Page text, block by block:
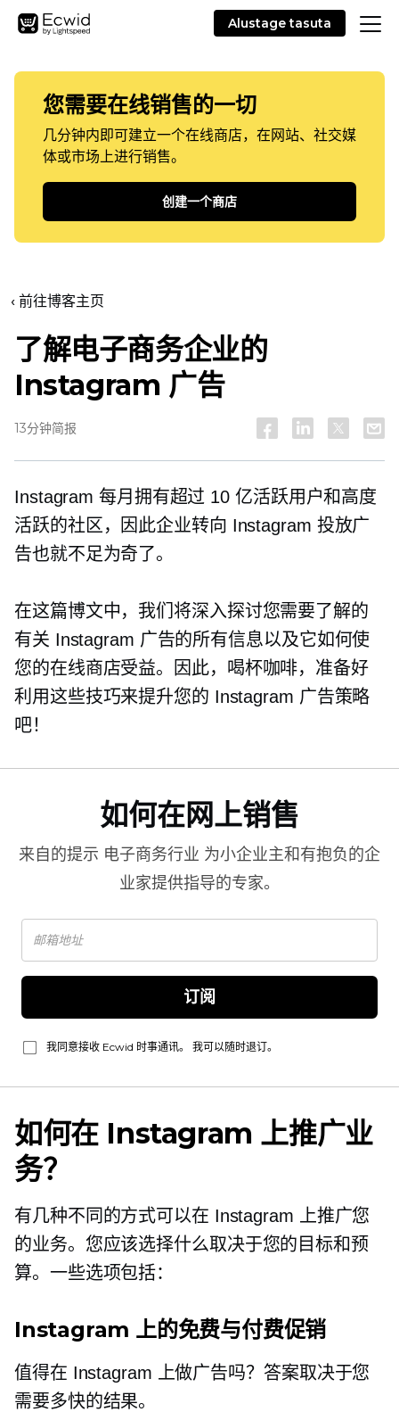
Alustage tasuta
您需要在线销售的一切
几分钟内即可建立一个在线商店，在网站、社交媒
体或市场上进行销售。
创建一个商店
‹ 前往博客主页
了解电子商务企业的
Instagram 广告
13分钟简报
Instagram 每月拥有超过 10 亿活跃用户和高度
活跃的社区，因此企业转向 Instagram 投放广
告也就不足为奇了。
在这篇博文中，我们将深入探讨您需要了解的
有关 Instagram 广告的所有信息以及它如何使
您的在线商店受益。因此，喝杯咖啡，准备好
利用这些技巧来提升您的 Instagram 广告策略
吧！
如何在网上销售
来自的提示 电子商务行业 为小企业主和有抱负的企
业家提供指导的专家。
订阅
我同意接收 Ecwid 时事通讯。 我可以随时退订。
如何在 Instagram 上推广业
务？
有几种不同的方式可以在 Instagram 上推广您
的业务。您应该选择什么取决于您的目标和预
算。一些选项包括：
Instagram 上的免费与付费促销
值得在 Instagram 上做广告吗？答案取决于您
需要多快的结果。